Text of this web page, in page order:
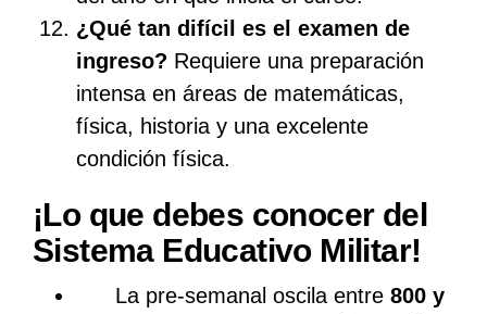
¿Qué tan difícil es el examen de
ingreso? Requiere una preparación
intensa en áreas de matemáticas,
física, historia y una excelente
condición física.
¡Lo que debes conocer del
Sistema Educativo Militar!
La pre-semanal oscila entre 800 y